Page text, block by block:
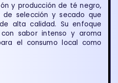
y producción de té negro,
de selección y secado que
alta calidad. Su enfoque
sabor intenso y aroma
el consumo local como